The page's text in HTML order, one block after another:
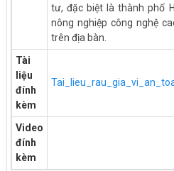
tư, đặc biệt là thành phố
nông nghiệp công nghệ
trên địa bàn.
Tài
liệu
đính
kèm
Video
đính
kèm